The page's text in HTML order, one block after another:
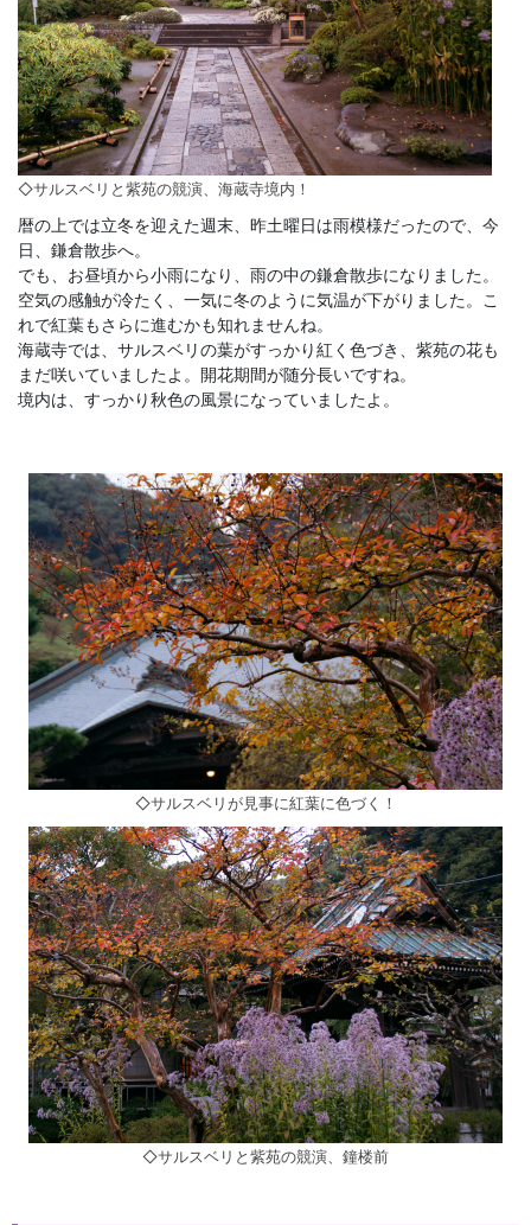
◇サルスベリと紫苑の競演、海蔵寺境内！
暦の上では立冬を迎えた週末、昨土曜日は雨模様だったので、今
日、鎌倉散歩へ。
でも、お昼頃から小雨になり、雨の中の鎌倉散歩になりました。
空気の感触が冷たく、一気に冬のように気温が下がりました。こ
れで紅葉もさらに進むかも知れませんね。
海蔵寺では、サルスベリの葉がすっかり紅く色づき、紫苑の花も
まだ咲いていましたよ。開花期間が随分長いですね。
境内は、すっかり秋色の風景になっていましたよ。
◇サルスベリが見事に紅葉に色づく！
◇サルスベリと紫苑の競演、鐘楼前